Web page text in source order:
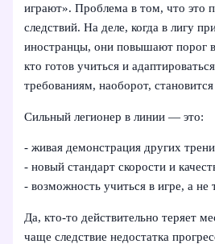
играют». Проблема в том, что это
следствий. На деле, когда в лигу
иностранцы, они повышают порог
кто готов учиться и
требованиям, наоборот,
Сильный легионер в линии — это:
- живая демонстрация других
- новый стандарт скорости и
- возможность учиться в игре, а не
Да, кто‑то действительно теряет
чаще следствие недостатка